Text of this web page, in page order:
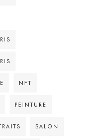
NFT
PEINTURE
SALON